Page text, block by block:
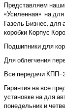
Представляем
«Усиленная» на
Газель Бизнес, для
коробки Корпус
Подшипники для
Для облегчения
Все передачи КПП-
Гарантия на все
установке на для
понедельник и